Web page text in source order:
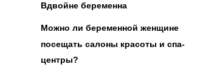
Вдвойне беременна
Можно ли беременной женщине
посещать салоны красоты и спа-
центры?